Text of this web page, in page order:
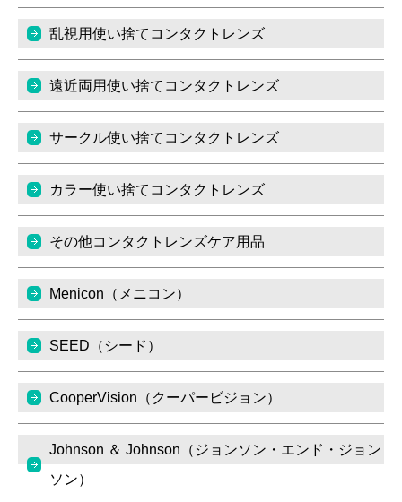
乱視用使い捨てコンタクトレンズ
遠近両用使い捨てコンタクトレンズ
サークル使い捨てコンタクトレンズ
カラー使い捨てコンタクトレンズ
その他コンタクトレンズケア用品
Menicon（メニコン）
SEED（シード）
CooperVision（クーパービジョン）
Johnson ＆ Johnson（ジョンソン・エンド・ジョン
ソン）